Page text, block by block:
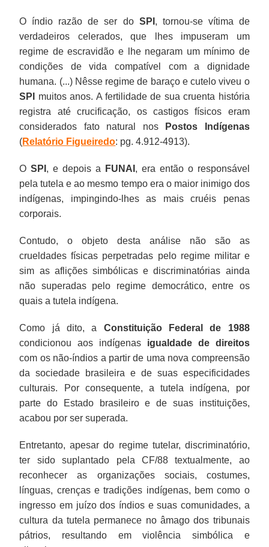
O índio razão de ser do SPI , tornou-se vítima de
verdadeiros celerados, que lhes impuseram um
regime de escravidão e lhe negaram um mínimo de
condições de vida compatível com a dignidade
humana. (...) Nêsse regime de baraço e cutelo viveu o
SPI
muitos anos. A fertilidade de sua cruenta história
registra até crucificação, os castigos físicos eram
considerados fato natural nos
Postos Indígenas
(Relatório Figueiredo: pg. 4.912-4913).
OSPI , e depois a FUNAI , era então o responsável
pela tutela e ao mesmo tempo era o maior inimigo dos
indígenas, impingindo-lhes as mais cruéis penas
corporais.
Contudo, o objeto desta análise não são as
crueldades físicas perpetradas pelo regime militar e
sim as aflições simbólicas e discriminatórias ainda
não superadas pelo regime democrático, entre os
quais a tutela indígena.
Como já dito, a Constituição Federal de 1988
condicionou aos indígenas igualdade de direitos
com os não-índios a partir de uma nova compreensão
da sociedade brasileira e de suas especificidades
culturais. Por consequente, a tutela indígena, por
parte do Estado brasileiro e de suas instituições,
acabou por ser superada.
Entretanto, apesar do regime tutelar, discriminatório,
ter sido suplantado pela CF/88 textualmente, ao
reconhecer as organizações sociais, costumes,
línguas, crenças e tradições indígenas, bem como o
ingresso em juízo dos índios e suas comunidades, a
cultura da tutela permanece no âmago dos tribunais
pátrios, resultando em violência simbólica e